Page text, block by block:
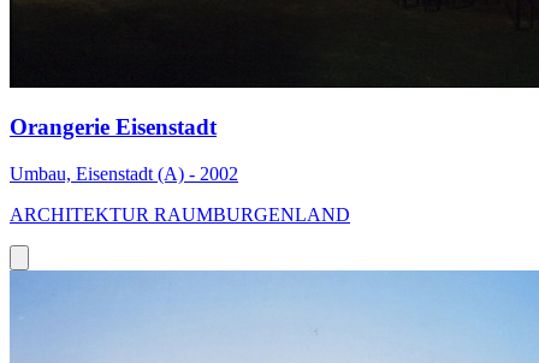
Orangerie Eisenstadt
Umbau, Eisenstadt (A) - 2002
ARCHITEKTUR RAUMBURGENLAND